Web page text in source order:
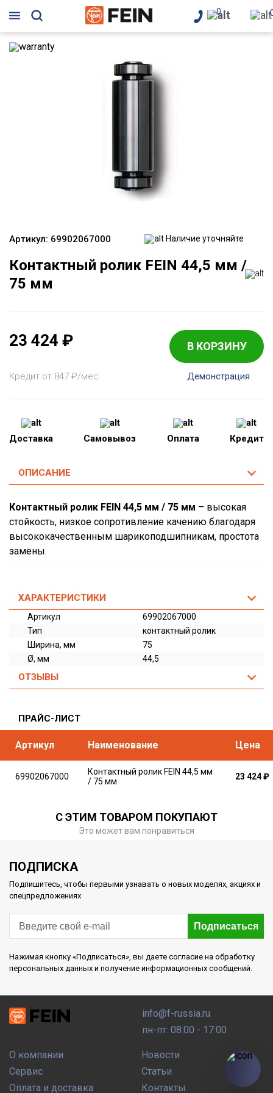
0
Артикул: 69902067000 Наличие уточняйте
Контактный ролик FEIN 44,5 мм /
75 мм
23 424 ₽ В КОРЗИНУ
Кредит от 847 ₽/мес Демонстрация
Доставка Самовывоз Оплата Кредит
ОПИСАНИЕ
Контактный ролик FEIN 44,5 мм / 75 мм – высокая
стойкость, низкое сопротивление качению благодаря
высококачественным шарикоподшипникам, простота
замены.
ХАРАКТЕРИСТИКИ
Артикул
69902067000
Тип
контактный ролик
Ширина, мм
75
Ø, мм
44,5
ОТЗЫВЫ
ПРАЙС-ЛИСТ
Артикул Наименование Цена
69902067000
Контактный ролик FEIN 44,5 мм
/ 75 мм
23 424₽
С ЭТИМ ТОВАРОМ ПОКУПАЮТ
Это может вам понравиться
ПОДПИСКА
Подпишитесь, чтобы первыми узнавать о новых моделях, акциях и
спецпредложениях
Подписаться
Нажимая кнопку «Подписаться», вы даете согласие на обработку
персональных данных и получение информационных сообщений.
О компании
Сервис
Оплата и доставка
Новости
Статьи
Контакты
info@f-russia.ru
пн-пт: 08:00 - 17:00